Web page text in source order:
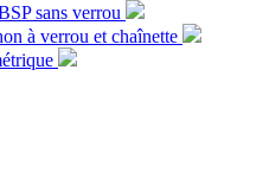
sans verrou
à verrou et chaînette